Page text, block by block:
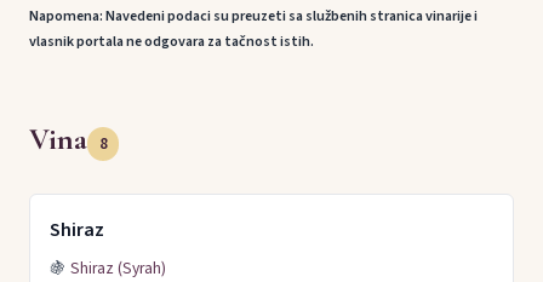
Napomena: Navedeni podaci su preuzeti sa službenih stranica vinarije i
vlasnik portala ne odgovara za tačnost istih.
Vina 8
Shiraz
🍇 Shiraz (Syrah)